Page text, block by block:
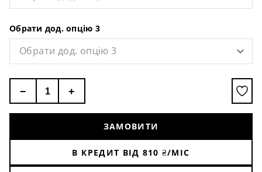
Обрати дод. опцію 3
Обрати дод. опцію 3
− +
ЗАМОВИТИ
В КРЕДИТ ВІД 810 ₴/МІС